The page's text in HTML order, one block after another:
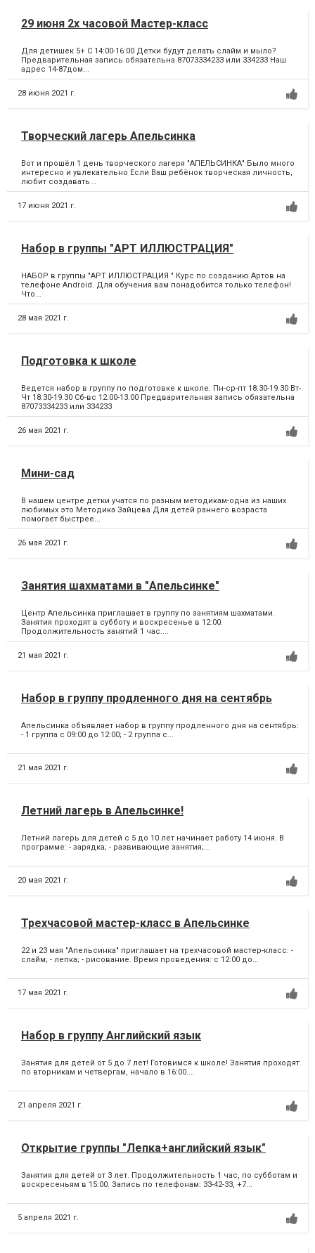
29 июня 2х часовой Мастер-класс
Для детишек 5+ С 14:00-16:00 Детки будут делать слайм и мыло?
Предварительная запись обязательна 87073334233 или 334233 Наш
адрес 14-87дом...
28 июня 2021 г.
Творческий лагерь Апельсинка
Вот и прошёл 1 день творческого лагеря "АПЕЛЬСИНКА" Было много
интересно и увлекательно Если Ваш ребёнок творческая личность,
любит создавать...
17 июня 2021 г.
Набор в группы "АРТ ИЛЛЮСТРАЦИЯ"
НАБОР в группы "АРТ ИЛЛЮСТРАЦИЯ " Курс по созданию Артов на
телефоне Android. Для обучения вам понадобится только телефон!
Что...
28 мая 2021 г.
Подготовка к школе
Ведется набор в группу по подготовке к школе. Пн-ср-пт 18.30-19.30 Вт-
Чт 18.30-19.30 Сб-вс 12.00-13.00 Предварительная запись обязательна
87073334233 или 334233
26 мая 2021 г.
Мини-сад
В нашем центре детки учатся по разным методикам-одна из наших
любимых это Методика Зайцева Для детей раннего возраста
помогает быстрее...
26 мая 2021 г.
Занятия шахматами в "Апельсинке"
Центр Апельсинка приглашает в группу по занятиям шахматами.
Занятия проходят в субботу и воскресенье в 12:00.
Продолжительность занятий 1 час....
21 мая 2021 г.
Набор в группу продленного дня на сентябрь
Апельсинка объявляет набор в группу продленного дня на сентябрь:
- 1 группа с 09:00 до 12:00; - 2 группа c...
21 мая 2021 г.
Летний лагерь в Апельсинке!
Летний лагерь для детей с 5 до 10 лет начинает работу 14 июня. В
программе: - зарядка; - развивающие занятия;...
20 мая 2021 г.
Трехчасовой мастер-класс в Апельсинке
22 и 23 мая "Апельсинка" приглашает на трехчасовой мастер-класс: -
слайм; - лепка; - рисование. Время проведения: с 12:00 до...
17 мая 2021 г.
Набор в группу Английский язык
Занятия для детей от 5 до 7 лет! Готовимся к школе! Занятия проходят
по вторникам и четвергам, начало в 16:00....
21 апреля 2021 г.
Открытие группы "Лепка+английский язык"
Занятия для детей от 3 лет. Продолжительность 1 час, по субботам и
воскресеньям в 15:00. Запись по телефонам: 33-42-33, +7...
5 апреля 2021 г.